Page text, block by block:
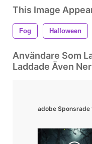
This Image
Fog Halloween
Användare Som
Laddade Även Ner
adobe